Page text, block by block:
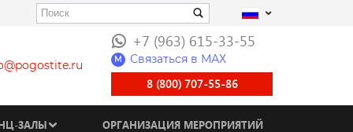
+7 (963) 615-33-55
M Связаться в МАХ
8 (800) 707-55-86
ЗАЛЫ ОРГАНИЗАЦИЯ МЕРОПРИЯТИЙ